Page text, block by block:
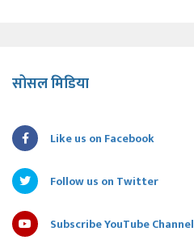
सोसल मिडिया
Like us on Facebook
Follow us on Twitter
Subscribe YouTube Channel